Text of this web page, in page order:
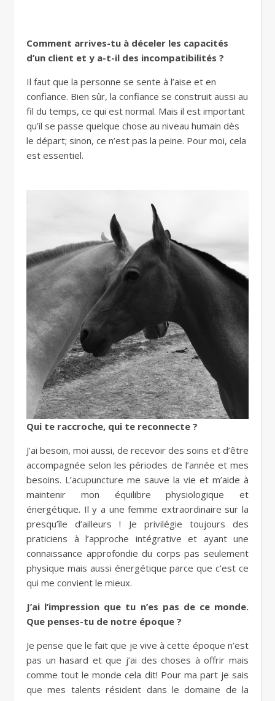
Comment arrives-tu à déceler les capacités
d’un client et y a-t-il des incompatibilités ?
Il faut que la personne se sente à l’aise et en
confiance. Bien sûr, la confiance se construit aussi au
fil du temps, ce qui est normal. Mais il est important
qu’il se passe quelque chose au niveau humain dès
le départ; sinon, ce n’est pas la peine. Pour moi, cela
est essentiel.
Qui te raccroche, qui te reconnecte ?
J’ai besoin, moi aussi, de recevoir des soins et d’être
accompagnée selon les périodes de l’année et mes
besoins. L’acupuncture me sauve la vie et m’aide à
maintenir mon équilibre physiologique et
énergétique. Il y a une femme extraordinaire sur la
presqu’île d’ailleurs ! Je privilégie toujours des
praticiens à l’approche intégrative et ayant une
connaissance approfondie du corps pas seulement
physique mais aussi énergétique parce que c’est ce
qui me convient le mieux.
J’ai l’impression que tu n’es pas de ce monde.
Que penses-tu de notre époque ?
Je pense que le fait que je vive à cette époque n’est
pas un hasard et que j’ai des choses à offrir mais
comme tout le monde cela dit! Pour ma part je sais
que mes talents résident dans le domaine de la